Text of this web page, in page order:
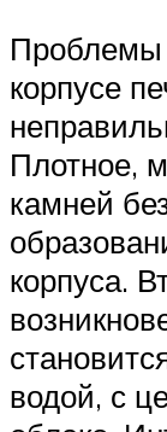
Проблемы
корпусе
Плотное,
камней
корпуса.
водой, с